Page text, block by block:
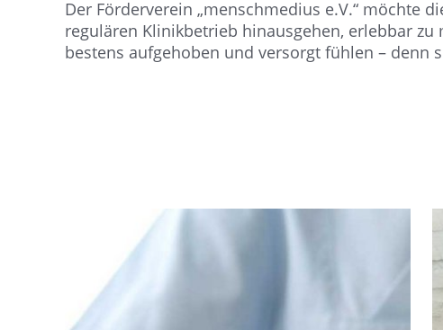
Der Förderverein „menschmedius e.V.“ möchte
regulären Klinikbetrieb hinausgehen, erlebbar
bestens aufgehoben und versorgt fühlen – denn